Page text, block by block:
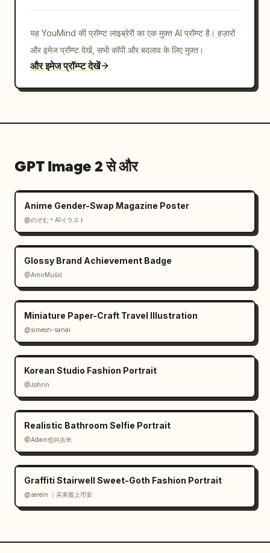
यह YouMind की प्रॉम्प्ट लाइब्रेरी का एक मुफ़्त AI प्रॉम्प्ट है। हज़ारों
और इमेज प्रॉम्प्ट देखें, सभी कॉपी और बदलाव के लिए मुफ़्त।
और इमेज प्रॉम्प्ट देखें
GPT Image 2 से और
Anime Gender-Swap Magazine Poster
@のぞむ＊AIイラスト
Glossy Brand Achievement Badge
@AmirMušić
Miniature Paper-Craft Travel Illustration
@simeon-sanai
Korean Studio Fashion Portrait
@Johnn
Realistic Bathroom Selfie Portrait
@Adam也叫吉米
Graffiti Stairwell Sweet-Goth Fashion Portrait
@serein ｜买美股上币安